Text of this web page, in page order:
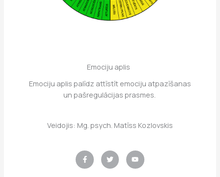
Emociju aplis
Emociju aplis palīdz attīstīt emociju atpazīšanas
un pašregulācijas prasmes.
Veidojis: Mg. psych. Matīss Kozlovskis
a
c
e
b
w
i
t
t
o
u
t
u